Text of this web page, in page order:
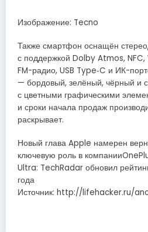
Изображение: Tecno
Также смартфон оснащён
с поддержкой Dolby Atmos,
FM-радио, USB Type‑C и ИК-
— бордовый, зелёный, чёрный и
с цветными графическими
и сроки начала продаж
раскрывает.
Новый глава Apple намерен
ключевую роль в
Ultra: TechRadar обновил
года
Источник: http://lifehacker.ru/